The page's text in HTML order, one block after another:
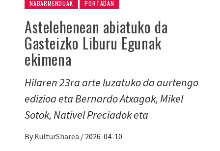
NABARMENDUAK PORTADAN
Astelehenean abiatuko da
Gasteizko Liburu Egunak
ekimena
Hilaren 23ra arte luzatuko da aurtengo
edizioa eta Bernardo Atxagak, Mikel
Sotok, Nativel Preciadok eta
By KulturSharea / 2026-04-10